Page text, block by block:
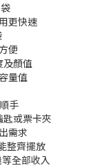
更快速
便
及顏值
量值
手
或票卡夾
需求
整齊擺放
全部收入